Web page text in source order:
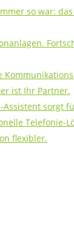
so war:
ist Ihr Partner.
Assistent sorgt
Telefonie-
flexibler.